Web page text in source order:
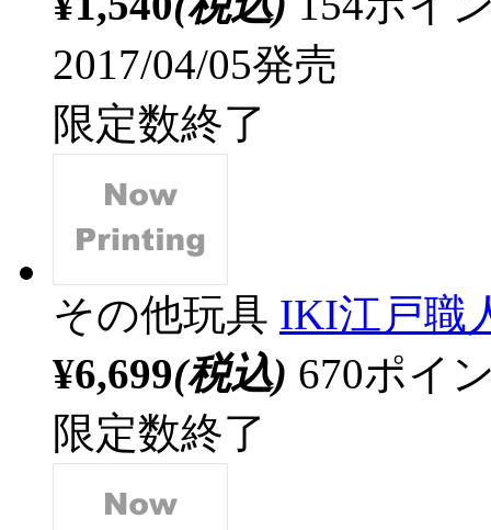
2017/04/05発売
限定数終了
その他玩具 IKI江戸職
¥6,699(税込) 670ポイ
限定数終了